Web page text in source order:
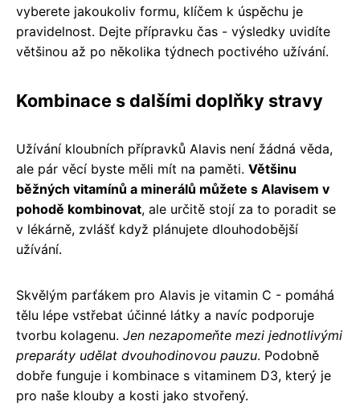
vyberete jakoukoliv formu, klíčem k úspěchu je
pravidelnost. Dejte přípravku čas - výsledky uvidíte
většinou až po několika týdnech poctivého užívání.
Kombinace s dalšími doplňky stravy
Užívání kloubních přípravků Alavis není žádná věda,
ale pár věcí byste měli mít na paměti. Většinu
běžných vitamínů a minerálů můžete s Alavisem v
pohodě kombinovat, ale určitě stojí za to poradit se
v lékárně, zvlášť když plánujete dlouhodobější
užívání.
Skvělým parťákem pro Alavis je vitamin C - pomáhá
tělu lépe vstřebat účinné látky a navíc podporuje
tvorbu kolagenu. Jen nezapomeňte mezi jednotlivými
preparáty udělat dvouhodinovou pauzu. Podobně
dobře funguje i kombinace s vitaminem D3, který je
pro naše klouby a kosti jako stvořený.